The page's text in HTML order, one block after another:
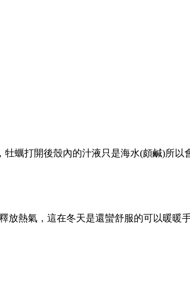
蠣打開後殼內的汁液只是海水(頗鹹)所以
放熱氣，這在冬天是還蠻舒服的可以暖暖手